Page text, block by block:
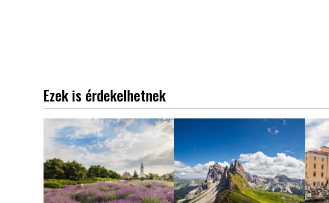
Ezek is érdekelhetnek